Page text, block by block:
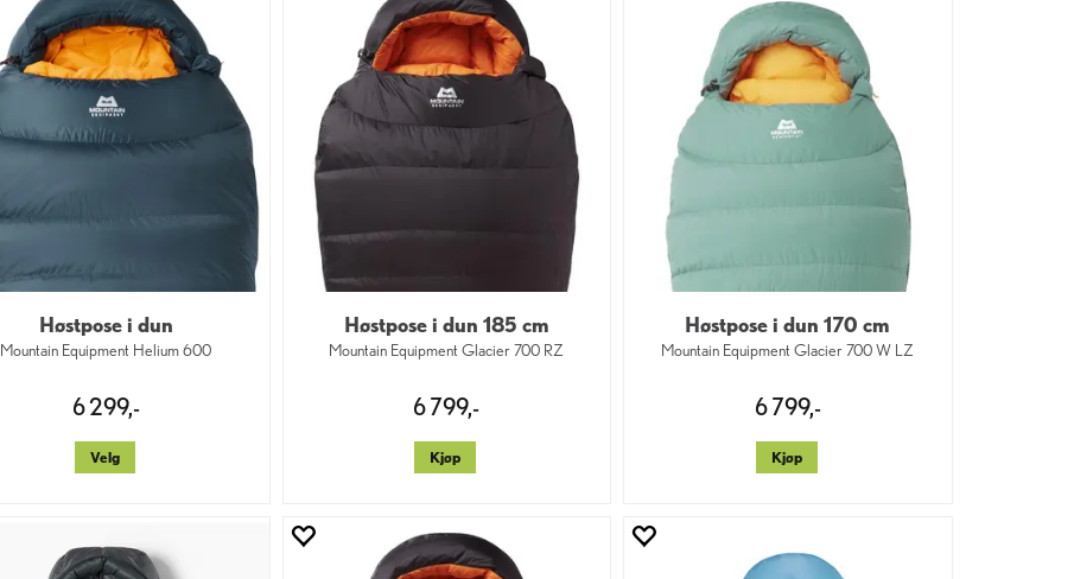
Høstpose i dun
Mountain Equipment Helium 600
6 299,-
Velg
Høstpose i dun 185 cm
Mountain Equipment Glacier 700 RZ
6 799,-
Kjøp
Høstpose i dun 170 cm
Mountain Equipment Glacier 700 W LZ
6 799,-
Kjøp